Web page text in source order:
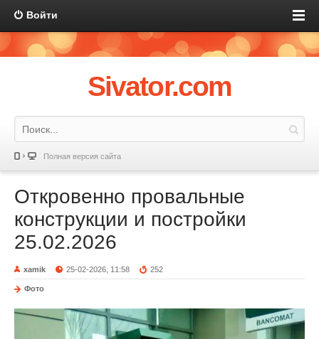
Войти
Sivator.com
Полная версия сайта
Откровенно провальные
конструкции и постройки
25.02.2026
xamik 25-02-2026, 11:58 252
Фото